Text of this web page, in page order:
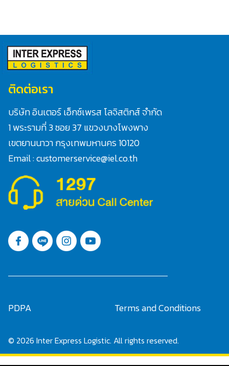
ติดต่อเรา
บริษัท อินเตอร์ เอ็กซ์เพรส โลจิสติกส์ จำกัด
1 พระรามที่ 3 ซอย 37 แขวงบางโพงพาง
เขตยานนาวา กรุงเทพมหานคร 10120
Email : customerservice@iel.co.th
PDPA Terms and Conditions
© 2026 Inter Express Logistic. All rights reserved.